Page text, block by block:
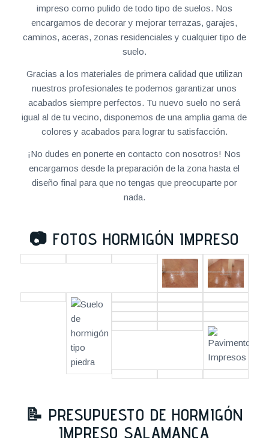
impreso como pulido de todo tipo de suelos. Nos
encargamos de decorar y mejorar terrazas, garajes,
caminos, aceras, zonas residenciales y cualquier tipo de
suelo.
Gracias a los materiales de primera calidad que utilizan
nuestros profesionales te podemos garantizar unos
acabados siempre perfectos. Tu nuevo suelo no será
igual al de tu vecino, disponemos de una amplia gama de
colores y acabados para lograr tu satisfacción.
¡No dudes en ponerte en contacto con nosotros! Nos
encargamos desde la preparación de la zona hasta el
diseño final para que no tengas que preocuparte por
nada.
📷 FOTOS HORMIGÓN IMPRESO
📝 PRESUPUESTO DE HORMIGÓN
IMPRESO SALAMANCA